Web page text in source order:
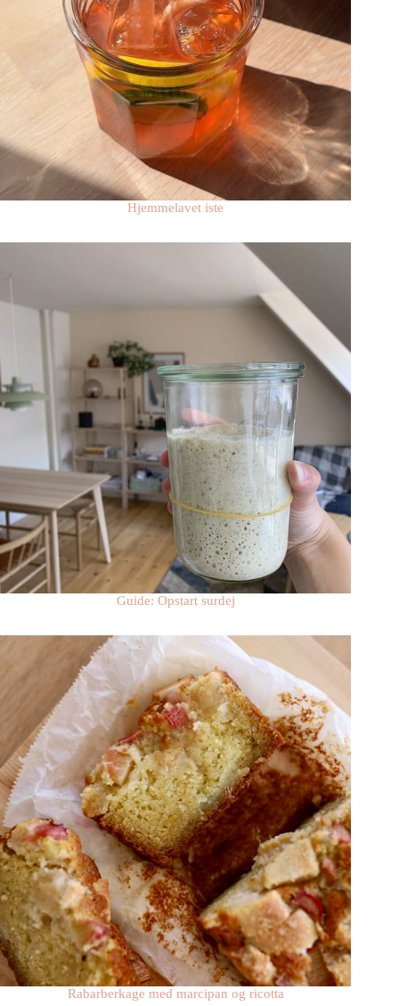
Hjemmelavet iste
Guide: Opstart surdej
Rabarberkage med marcipan og ricotta